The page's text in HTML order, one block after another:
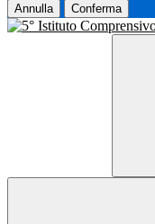
Annulla Conferma